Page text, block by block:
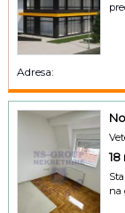
Adresa:
18
na